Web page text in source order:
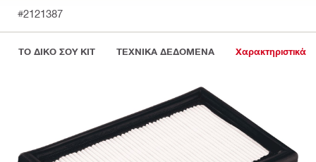
#2121387
ΤΟ ΔΙΚΟ ΣΟΥ KIT ΤΕΧΝΙΚΑ ΔΕΔΟΜΕΝΑ Χαρακτηριστικά